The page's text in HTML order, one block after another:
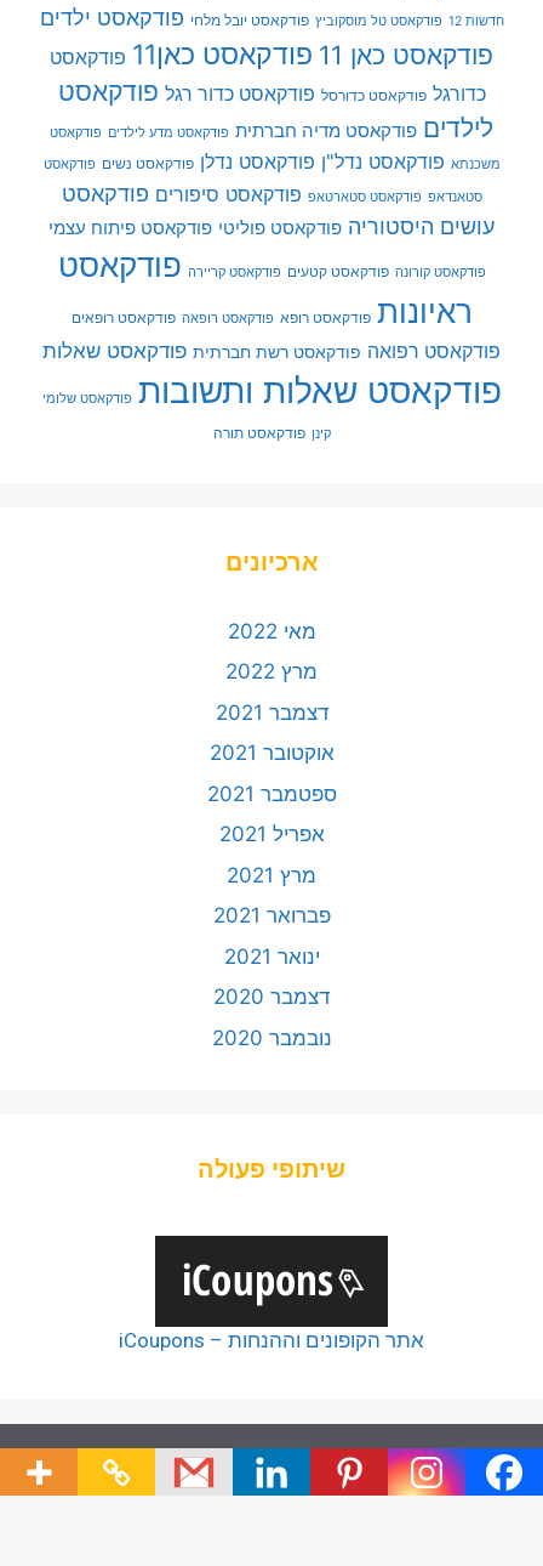
חדשות 12 פודקאסט טל מוסקוביץ פודקאסט יובל מלחי פודקאסט ילדים
פודקאסט כאן 11 פודקאסט כאן11
פודקאסט
כדורגל פודקאסט כדורסל פודקאסט כדור רגל פודקאסט
לילדים פודקאסט מדיה חברתית פודקאסט מדע לילדים פודקאסט
משכנתא פודקאסט נדל"ן פודקאסט נדלן פודקאסט נשים פודקאסט
סטאנדאפ פודקאסט סטארטאפ פודקאסט סיפורים פודקאסט
עושים היסטוריה פודקאסט פוליטי פודקאסט פיתוח עצמי
פודקאסט קורונה פודקאסט קטעים פודקאסט קריירה פודקאסט
ראיונות פודקאסט רופא פודקאסט רופאה פודקאסט רופאים
פודקאסט רפואה פודקאסט רשת חברתית פודקאסט שאלות
פודקאסט שאלות ותשובות פודקאסט שלומי
קינן פודקאסט תורה
ארכיונים
מאי 2022
מרץ 2022
דצמבר 2021
אוקטובר 2021
ספטמבר 2021
אפריל 2021
מרץ 2021
פברואר 2021
ינואר 2021
דצמבר 2020
נובמבר 2020
שיתופי פעולה
אתר הקופונים וההנחות – iCoupons
© 2026 כל הזכויות של כלל הפודקאסטים שמורות ליוצריהם,
כל זכויות שאר תכני האתר שמורות לצוות האתר.